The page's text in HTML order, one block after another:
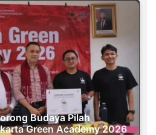
Budaya Pilah
Green Academy 2026